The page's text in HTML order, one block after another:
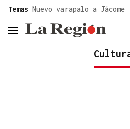
Temas Nuevo varapalo a Jácome
header.menu.open